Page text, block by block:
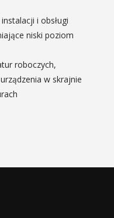
i obsługi
niski poziom
roboczych,
w skrajnie